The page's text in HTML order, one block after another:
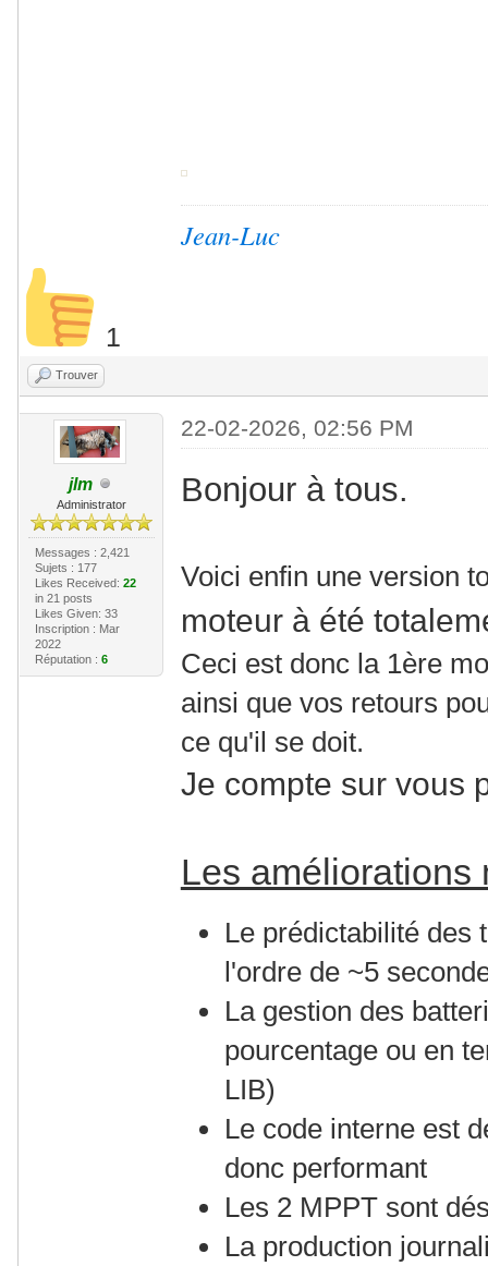
Jean-Luc
1
Trouver
jlm
Administrator
Messages : 2,421
Sujets : 177
Likes Received: 22
in 21 posts
Likes Given: 33
Inscription : Mar
2022
Réputation : 6
22-02-2026, 02:56 PM
Bonjour à tous.
Voici enfin une version
moteur à été
Ceci est donc la 1ère
ainsi que vos retours
ce qu'il se doit.
Je compte sur vous
Les améliorations
Le prédictabilité des
l'ordre de ~5
La gestion des
pourcentage ou en
LIB)
Le code interne est
donc performant
Les 2 MPPT sont
La production